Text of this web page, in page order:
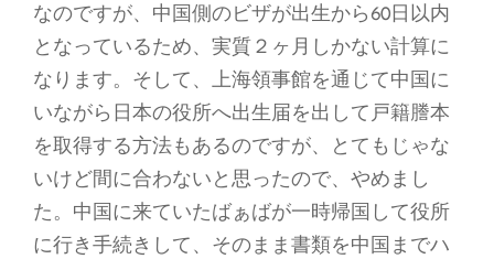
なのですが、中国側のビザが出生から60日以内
となっているため、実質２ヶ月しかない計算に
なります。そして、上海領事館を通じて中国に
いながら日本の役所へ出生届を出して戸籍謄本
を取得する方法もあるのですが、とてもじゃな
いけど間に合わないと思ったので、やめまし
た。中国に来ていたばぁばが一時帰国して役所
に行き手続きして、そのまま書類を中国までハ